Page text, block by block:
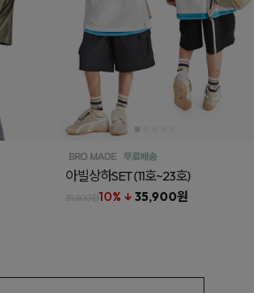
아빌상하SET(11호~23호)
39,800원10% ↓ 35,900원